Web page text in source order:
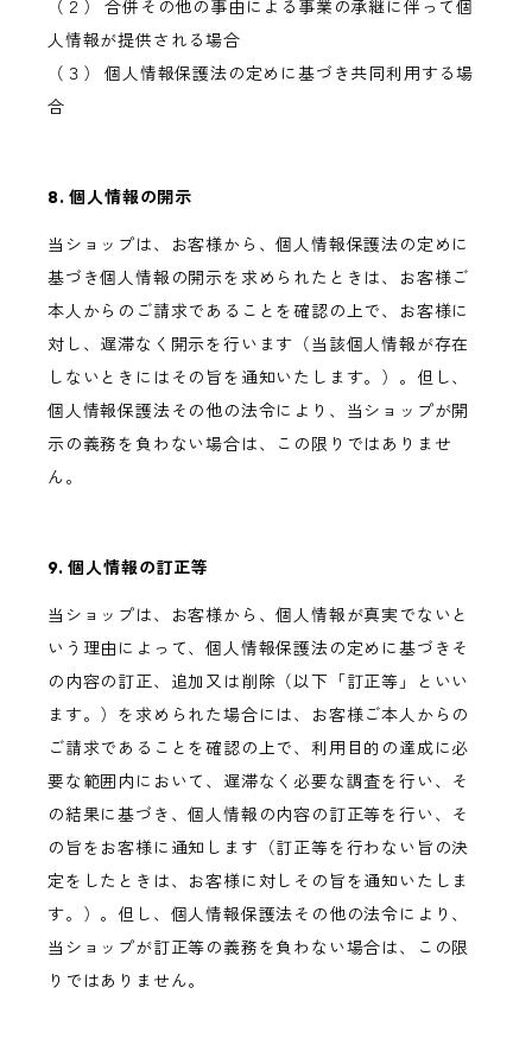
（２） 合併その他の事由による事業の承継に伴って個
人情報が提供される場合
（３） 個人情報保護法の定めに基づき共同利用する場
合
8. 個人情報の開示
当ショップは、お客様から、個人情報保護法の定めに
基づき個人情報の開示を求められたときは、お客様ご
本人からのご請求であることを確認の上で、お客様に
対し、遅滞なく開示を行います（当該個人情報が存在
しないときにはその旨を通知いたします。）。但し、
個人情報保護法その他の法令により、当ショップが開
示の義務を負わない場合は、この限りではありませ
ん。
9. 個人情報の訂正等
当ショップは、お客様から、個人情報が真実でないと
いう理由によって、個人情報保護法の定めに基づきそ
の内容の訂正、追加又は削除（以下「訂正等」といい
ます。）を求められた場合には、お客様ご本人からの
ご請求であることを確認の上で、利用目的の達成に必
要な範囲内において、遅滞なく必要な調査を行い、そ
の結果に基づき、個人情報の内容の訂正等を行い、そ
の旨をお客様に通知します（訂正等を行わない旨の決
定をしたときは、お客様に対しその旨を通知いたしま
す。）。但し、個人情報保護法その他の法令により、
当ショップが訂正等の義務を負わない場合は、この限
りではありません。